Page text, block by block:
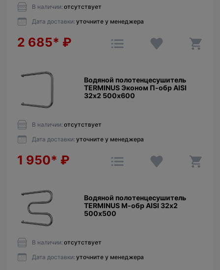
В наличии: отсутствует
Дата доставки: уточните у менеджера
2 685* ₽
Водяной полотенцесушитель
TERMINUS Эконом П-обр AISI
32х2 500х600
В наличии: отсутствует
Дата доставки: уточните у менеджера
1 950* ₽
Водяной полотенцесушитель
TERMINUS М-обр AISI 32х2
500х500
В наличии: отсутствует
Дата доставки: уточните у менеджера